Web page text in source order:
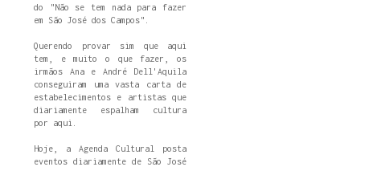
do "Não se tem nada para fazer
em São José dos Campos".
Querendo provar sim que aqui
tem, e muito o que fazer, os
irmãos Ana e André Dell'Aquila
conseguiram uma vasta carta de
estabelecimentos e artistas que
diariamente espalham cultura
por aqui.
Hoje, a Agenda Cultural posta
eventos diariamente de São José